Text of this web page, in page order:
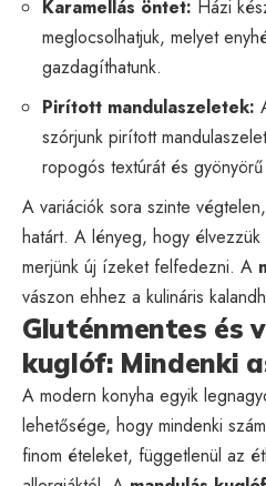
Karamellás öntet: Házi
meglocsolhatjuk, melyet
gazdagíthatunk.
Pirított mandulaszeletek:
szórjunk pirított
ropogós textúrát és
A variációk sora szinte
határt. A lényeg, hogy élvezzük
merjünk új ízeket felfedezni. A
vászon ehhez a kulináris
Gluténmentes és
kuglóf: Mindenki
A modern konyha egyik
lehetősége, hogy mindenki
finom ételeket, függetlenül az